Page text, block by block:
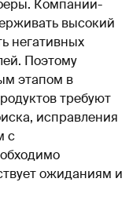
Компании-
высокий
негативных
Поэтому
этапом в
требуют
исправления
с
ожиданиям и